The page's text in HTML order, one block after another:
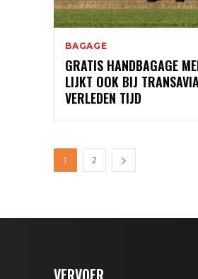
BAGAGE
GRATIS HANDBAGAGE
LIJKT OOK BIJ TRANSAVIA
VERLEDEN TIJD
1 2
VERVOER